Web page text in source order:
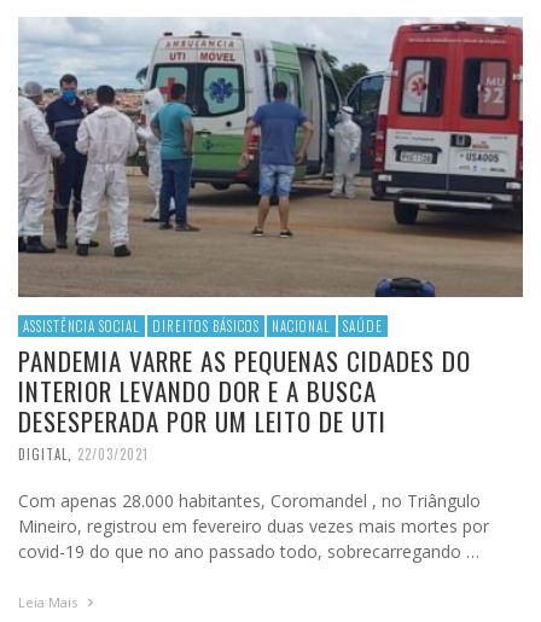
ASSISTÊNCIA SOCIAL DIREITOS BÁSICOS NACIONAL SAÚDE
PANDEMIA VARRE AS PEQUENAS CIDADES DO
INTERIOR LEVANDO DOR E A BUSCA
DESESPERADA POR UM LEITO DE UTI
DIGITAL 22/03/2021
Com apenas 28.000 habitantes, Coromandel , no Triângulo
Mineiro, registrou em fevereiro duas vezes mais mortes por
covid-19 do que no ano passado todo, sobrecarregando …
Leia Mais